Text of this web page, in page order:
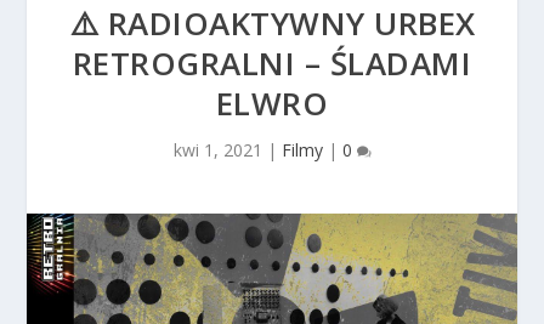
⚠️ RADIOAKTYWNY URBEX
RETROGRALNI – ŚLADAMI
ELWRO
kwi 1, 2021 | Filmy| 0